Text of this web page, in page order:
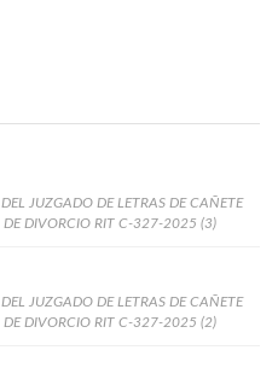
JUZGADO DE LETRAS DE CAÑETE
DIVORCIO RIT C-327-2025 (3)
JUZGADO DE LETRAS DE CAÑETE
DIVORCIO RIT C-327-2025 (2)